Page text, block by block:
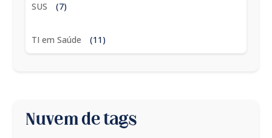
SUS (7)
TI em Saúde (11)
Nuvem de tags